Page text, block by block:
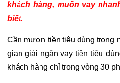
khách hàng, muốn vay
biết.
Cần mượn tiền tiêu dùng trong
gian giải ngân vay tiền tiêu
khách hàng chỉ trong vòng 30